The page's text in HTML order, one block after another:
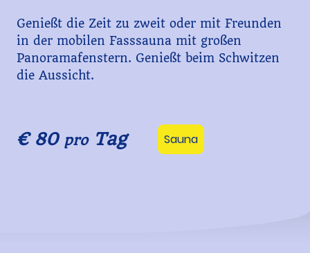
Genießt die Zeit zu zweit oder mit Freunden
in der mobilen Fasssauna mit großen
Panoramafenstern. Genießt beim Schwitzen
die Aussicht.
€ 80 proTag Sauna